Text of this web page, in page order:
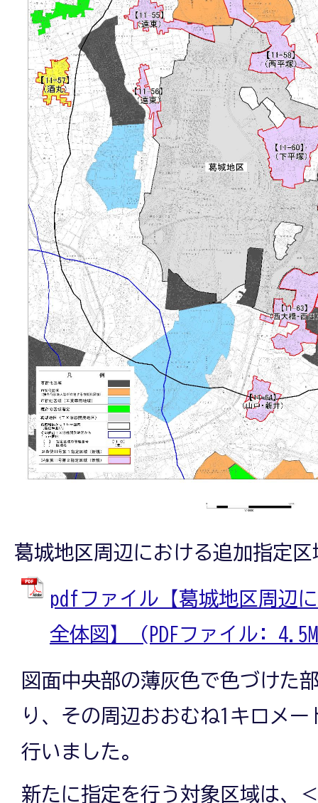
葛城地区周辺における追加指定区
pdfファイル【葛城地区周辺
全体図】 (PDFファイル:
図面中央部の薄灰色で色づけた
り、その周辺おおむね1キロメ
行いました。
新たに指定を行う対象区域は、